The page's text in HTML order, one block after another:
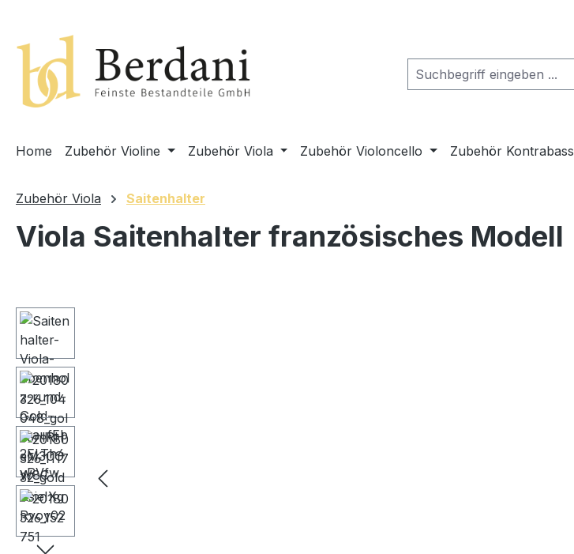
Home Zubehör Violine Zubehör Viola Zubehör Violoncello Zubehör Kontrabass
Zubehör Viola Saitenhalter
Viola Saitenhalter französisches Modell
Bildergalerie überspringen